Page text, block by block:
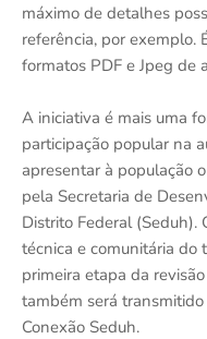
máximo de detalhes
referência, por exemplo.
formatos PDF e Jpeg de
A iniciativa é mais uma
participação popular na
apresentar à população
pela Secretaria de
Distrito Federal (Seduh).
técnica e comunitária do
primeira etapa da
também será
Conexão Seduh.